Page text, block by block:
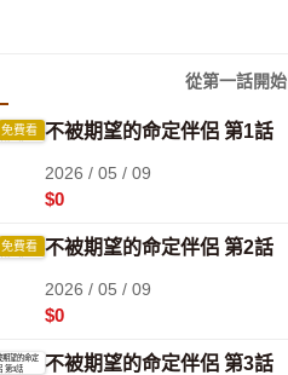
從第一話開始
免費看 不被期望的命定伴侶 第1話
2026 / 05 / 09
$0
免費看 不被期望的命定伴侶 第2話
2026 / 05 / 09
$0
不被期望的命定伴侶 第3話